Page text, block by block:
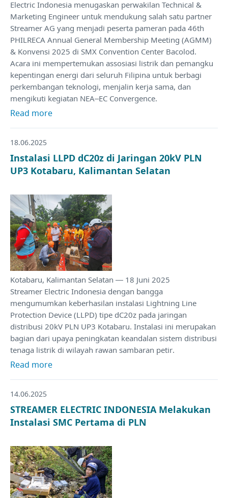
Electric Indonesia menugaskan perwakilan Technical &
Marketing Engineer untuk mendukung salah satu partner
Streamer AG yang menjadi peserta pameran pada 46th
PHILRECA Annual General Membership Meeting (AGMM)
& Konvensi 2025 di SMX Convention Center Bacolod.
Acara ini mempertemukan assosiasi listrik dan pemangku
kepentingan energi dari seluruh Filipina untuk berbagi
perkembangan teknologi, menjalin kerja sama, dan
mengikuti kegiatan NEA–EC Convergence.
Read more
18.06.2025
Instalasi LLPD dC20z di Jaringan 20kV PLN
UP3 Kotabaru, Kalimantan Selatan
Kotabaru, Kalimantan Selatan — 18 Juni 2025
Streamer Electric Indonesia dengan bangga
mengumumkan keberhasilan instalasi Lightning Line
Protection Device (LLPD) tipe dC20z pada jaringan
distribusi 20kV PLN UP3 Kotabaru. Instalasi ini merupakan
bagian dari upaya peningkatan keandalan sistem distribusi
tenaga listrik di wilayah rawan sambaran petir.
Read more
14.06.2025
STREAMER ELECTRIC INDONESIA Melakukan
Instalasi SMC Pertama di PLN